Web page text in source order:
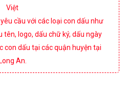
Việt
cầu với các loại con dấu như
tên, logo, dấu chữ ký, dấu ngày
con dấu tại các quận huyện tại
Long An.